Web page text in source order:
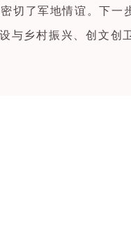
切了军地情谊。下一
与乡村振兴、创文创